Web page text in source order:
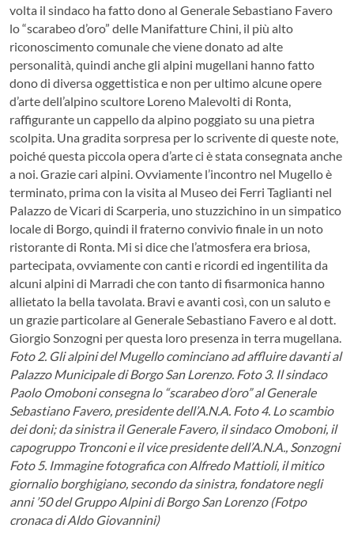
volta il sindaco ha fatto dono al Generale Sebastiano Favero
lo “scarabeo d’oro” delle Manifatture Chini, il più alto
riconoscimento comunale che viene donato ad alte
personalità, quindi anche gli alpini mugellani hanno fatto
dono di diversa oggettistica e non per ultimo alcune opere
d’arte dell’alpino scultore Loreno Malevolti di Ronta,
raffigurante un cappello da alpino poggiato su una pietra
scolpita. Una gradita sorpresa per lo scrivente di queste note,
poiché questa piccola opera d’arte ci è stata consegnata anche
a noi. Grazie cari alpini. Ovviamente l’incontro nel Mugello è
terminato, prima con la visita al Museo dei Ferri Taglianti nel
Palazzo de Vicari di Scarperia, uno stuzzichino in un simpatico
locale di Borgo, quindi il fraterno convivio finale in un noto
ristorante di Ronta. Mi si dice che l’atmosfera era briosa,
partecipata, ovviamente con canti e ricordi ed ingentilita da
alcuni alpini di Marradi che con tanto di fisarmonica hanno
allietato la bella tavolata. Bravi e avanti così, con un saluto e
un grazie particolare al Generale Sebastiano Favero e al dott.
Giorgio Sonzogni per questa loro presenza in terra mugellana.
Foto 2. Gli alpini del Mugello cominciano ad affluire davanti al
Palazzo Municipale di Borgo San Lorenzo. Foto 3. Il sindaco
Paolo Omoboni consegna lo “scarabeo d’oro” al Generale
Sebastiano Favero, presidente dell’A.N.A. Foto 4. Lo scambio
dei doni; da sinistra il Generale Favero, il sindaco Omoboni, il
capogruppo Tronconi e il vice presidente dell’A.N.A., Sonzogni
Foto 5. Immagine fotografica con Alfredo Mattioli, il mitico
giornalio borghigiano, secondo da sinistra, fondatore negli
anni ’50 del Gruppo Alpini di Borgo San Lorenzo (Fotpo
cronaca di Aldo Giovannini)